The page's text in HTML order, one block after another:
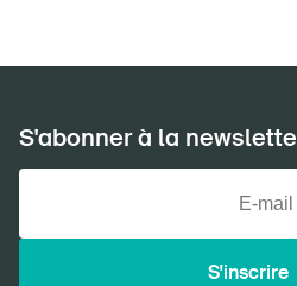
S'abonner à la
S'inscrire